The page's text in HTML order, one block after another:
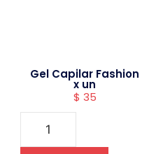
Gel Capilar Fashion
x un
$ 35